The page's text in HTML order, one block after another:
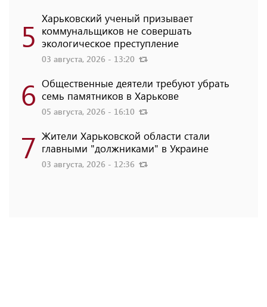
5 Харьковский ученый призывает
коммунальщиков не совершать
экологическое преступление
03 августа, 2026 - 13:20
6 Общественные деятели требуют убрать
семь памятников в Харькове
05 августа, 2026 - 16:10
7 Жители Харьковской области стали
главными "должниками" в Украине
03 августа, 2026 - 12:36